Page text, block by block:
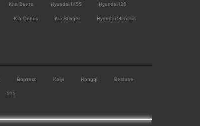
Киа Венга Hyundai IX55 Hyundai I20
Kia Quoris Kia Stinger Hyundai Genesis
Вортекс Kaiyi Hongqi Bestune
212